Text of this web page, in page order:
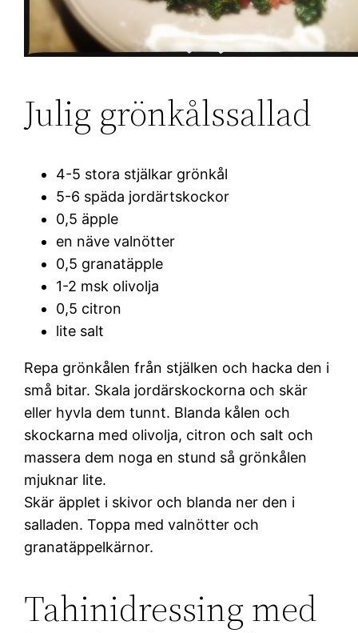
Julig grönkålssallad
4-5 stora stjälkar grönkål
5-6 späda jordärtskockor
0,5 äpple
en näve valnötter
0,5 granatäpple
1-2 msk olivolja
0,5 citron
lite salt
Repa grönkålen från stjälken och hacka den i
små bitar. Skala jordärskockorna och skär
eller hyvla dem tunnt. Blanda kålen och
skockarna med olivolja, citron och salt och
massera dem noga en stund så grönkålen
mjuknar lite.
Skär äpplet i skivor och blanda ner den i
salladen. Toppa med valnötter och
granatäppelkärnor.
Tahinidressing med